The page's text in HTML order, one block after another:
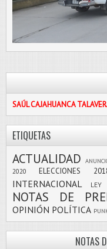
SAÚL CAJAHUANCA
ETIQUETAS
ACTUALIDAD
2020
ELECCIONES
INTERNACIONAL LEY
NOTAS DE
OPINIÓN POLÍTICA
NOTAS